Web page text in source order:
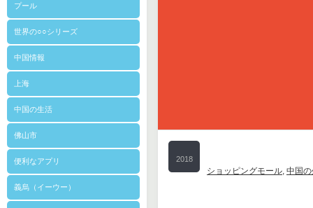
プール
世界の○○シリーズ
中国情報
上海
中国の生活
佛山市
便利なアプリ
義烏（イーウー）
2018
ショッピングモール, 中国